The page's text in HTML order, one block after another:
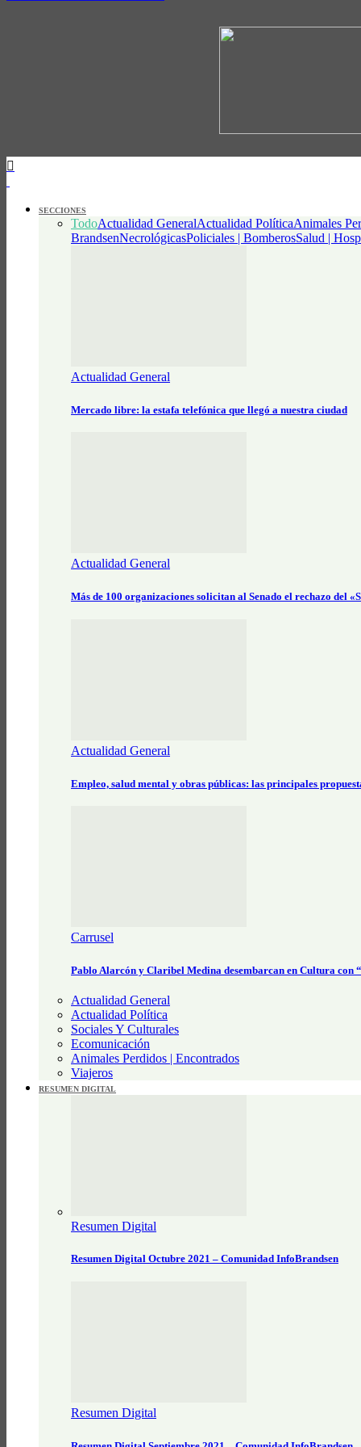
SECCIONES
TodoActualidad GeneralActualidad PolíticaAnimales
BrandsenNecrológicasPoliciales | BomberosSalud |
Actualidad General
Mercado libre: la estafa telefónica que llegó a nuestra ciudad
Actualidad General
Más de 100 organizaciones solicitan al Senado el rechazo del
Actualidad General
Empleo, salud mental y obras públicas: las principales
Carrusel
Pablo Alarcón y Claribel Medina desembarcan en Cultura con
Actualidad General
Actualidad Política
Sociales Y Culturales
Ecomunicación
Animales Perdidos | Encontrados
Viajeros
RESUMEN DIGITAL
Resumen Digital
Resumen Digital Octubre 2021 – Comunidad InfoBrandsen
Resumen Digital